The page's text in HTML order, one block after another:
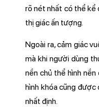
rõ nét nhất có thể kể
thị giác ấn tượng.
Ngoài ra, cảm giác
mà khi người dùng
nền chủ thể hình
hình khóa cũng
nhất định.